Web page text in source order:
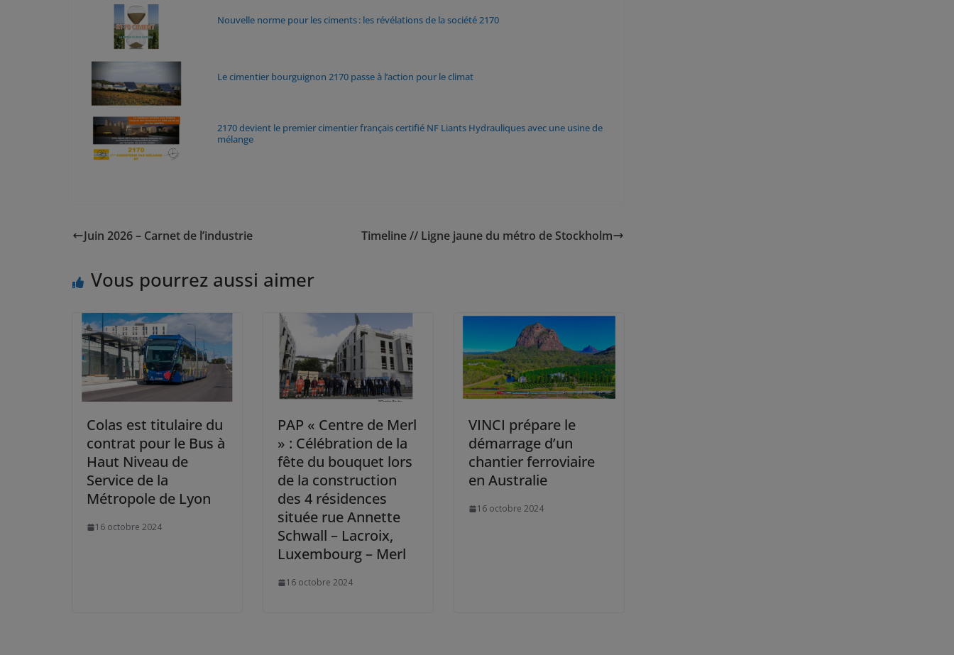
Nouvelle norme pour les ciments : les révélations de la société 2170
Le cimentier bourguignon 2170 passe à l’action pour le climat
2170 devient le premier cimentier français certifié NF Liants Hydrauliques avec une usine de
mélange
Juin 2026 – Carnet de l’industrie Timeline // Ligne jaune du métro de Stockholm
Vous pourrez aussi aimer
Colas est titulaire du
contrat pour le Bus à
Haut Niveau de
Service de la
Métropole de Lyon
16 octobre 2024
PAP « Centre de Merl
» : Célébration de la
fête du bouquet lors
de la construction
des 4 résidences
située rue Annette
Schwall – Lacroix,
Luxembourg – Merl
16 octobre 2024
VINCI prépare le
démarrage d’un
chantier ferroviaire
en Australie
16 octobre 2024